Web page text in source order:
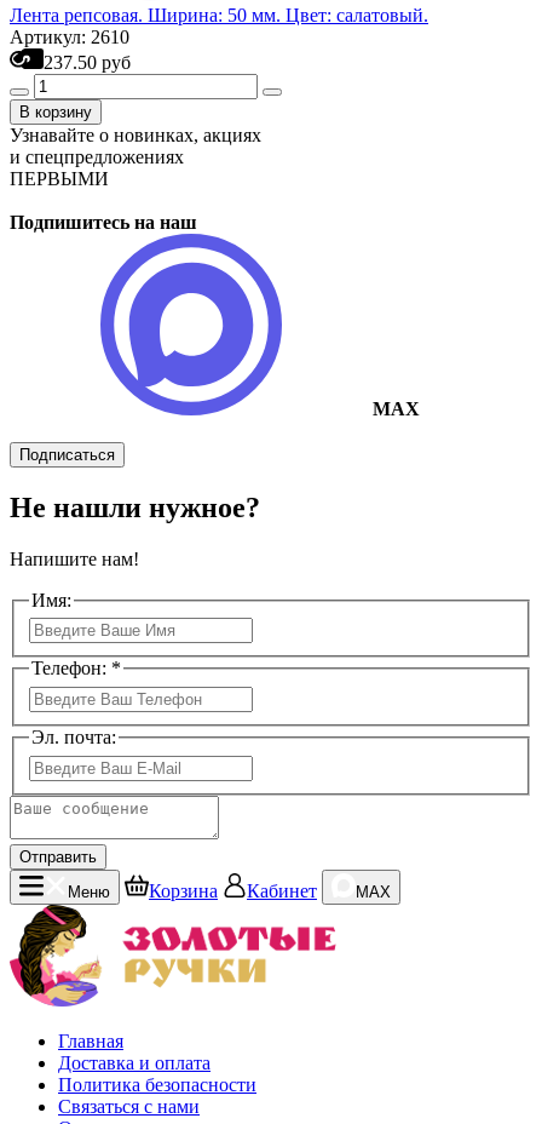
Лента репсовая. Ширина: 50 мм. Цвет: салатовый.
Артикул: 2610
237.50 руб
В корзину
Узнавайте о новинках, акциях
и спецпредложениях
ПЕРВЫМИ
Подпишитесь на наш
MAX
Подписаться
Не нашли нужное?
Напишите нам!
Имя:
Телефон: *
Эл. почта:
Отправить
Меню
Корзина Кабинет MAX
Главная
Доставка и оплата
Политика безопасности
Связаться с нами